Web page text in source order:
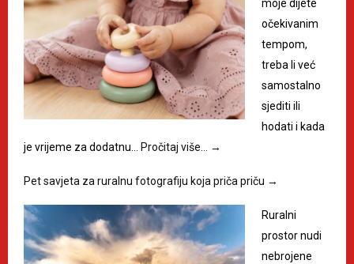
moje dijete
očekivanim
tempom,
treba li već
samostalno
sjediti ili
hodati i kada
je vrijeme za dodatnu…
Pročitaj više… →
Pet savjeta za ruralnu fotografiju koja priča priču →
Ruralni
prostor nudi
nebrojene